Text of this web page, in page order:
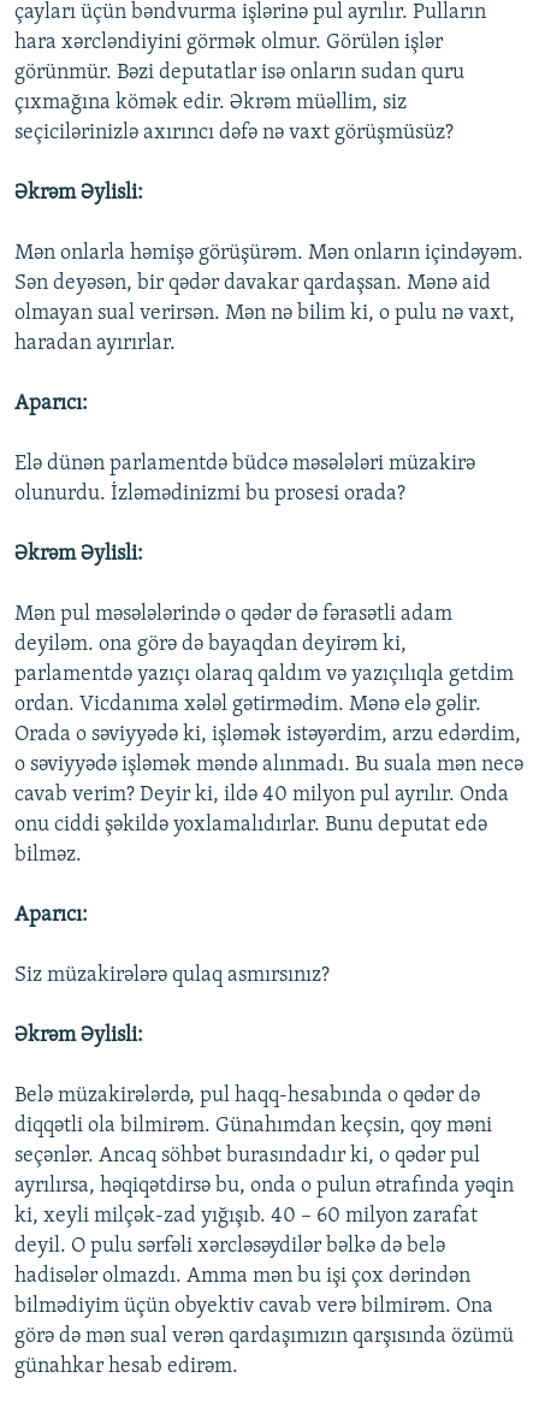
çayları üçün bəndvurma işlərinə pul ayrılır. Pulların
hara xərcləndiyini görmək olmur. Görülən işlər
görünmür. Bəzi deputatlar isə onların sudan quru
çıxmağına kömək edir. Əkrəm müəllim, siz
seçicilərinizlə axırıncı dəfə nə vaxt görüşmüsüz?
Əkrəm Əylisli:
Mən onlarla həmişə görüşürəm. Mən onların içindəyəm.
Sən deyəsən, bir qədər davakar qardaşsan. Mənə aid
olmayan sual verirsən. Mən nə bilim ki, o pulu nə vaxt,
haradan ayırırlar.
Aparıcı:
Elə dünən parlamentdə büdcə məsələləri müzakirə
olunurdu. İzləmədinizmi bu prosesi orada?
Əkrəm Əylisli:
Mən pul məsələlərində o qədər də fərasətli adam
deyiləm. ona görə də bayaqdan deyirəm ki,
parlamentdə yazıçı olaraq qaldım və yazıçılıqla getdim
ordan. Vicdanıma xələl gətirmədim. Mənə elə gəlir.
Orada o səviyyədə ki, işləmək istəyərdim, arzu edərdim,
o səviyyədə işləmək məndə alınmadı. Bu suala mən necə
cavab verim? Deyir ki, ildə 40 milyon pul ayrılır. Onda
onu ciddi şəkildə yoxlamalıdırlar. Bunu deputat edə
bilməz.
Aparıcı:
Siz müzakirələrə qulaq asmırsınız?
Əkrəm Əylisli:
Belə müzakirələrdə, pul haqq-hesabında o qədər də
diqqətli ola bilmirəm. Günahımdan keçsin, qoy məni
seçənlər. Ancaq söhbət burasındadır ki, o qədər pul
ayrılırsa, həqiqətdirsə bu, onda o pulun ətrafında yəqin
ki, xeyli milçək-zad yığışıb. 40 – 60 milyon zarafat
deyil. O pulu sərfəli xərcləsəydilər bəlkə də belə
hadisələr olmazdı. Amma mən bu işi çox dərindən
bilmədiyim üçün obyektiv cavab verə bilmirəm. Ona
görə də mən sual verən qardaşımızın qarşısında özümü
günahkar hesab edirəm.